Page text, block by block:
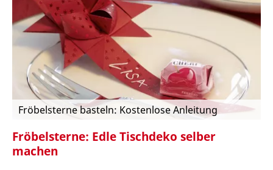
Fröbelsterne basteln: Kostenlose Anleitung
Fröbelsterne: Edle Tischdeko selber
machen